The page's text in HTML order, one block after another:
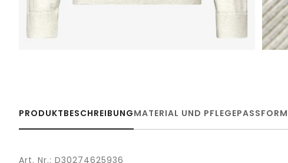
PRODUKTBESCHREIBUNGMATERIAL UND PFLEGEPASSFORM
Art. Nr.: D30274625936